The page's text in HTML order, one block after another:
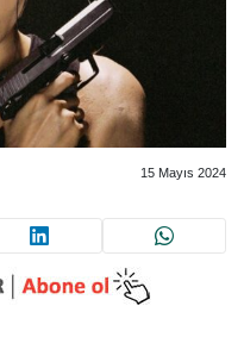
15 Mayıs 2024